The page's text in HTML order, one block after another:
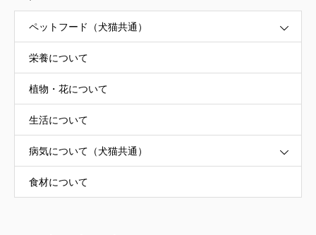
ペットフード（犬猫共通）
栄養について
植物・花について
生活について
病気について（犬猫共通）
食材について